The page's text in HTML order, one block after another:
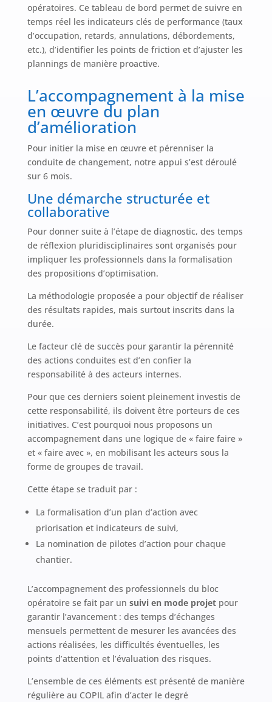
opératoires. Ce tableau de bord permet de suivre en
temps réel les indicateurs clés de performance (taux
d’occupation, retards, annulations, débordements,
etc.), d’identifier les points de friction et d’ajuster les
plannings de manière proactive.
L’accompagnement à la mise
en œuvre du plan
d’amélioration
Pour initier la mise en œuvre et pérenniser la
conduite de changement, notre appui s’est déroulé
sur 6 mois.
Une démarche structurée et
collaborative
Pour donner suite à l’étape de diagnostic, des temps
de réflexion pluridisciplinaires sont organisés pour
impliquer les professionnels dans la formalisation
des propositions d’optimisation.
La méthodologie proposée a pour objectif de réaliser
des résultats rapides, mais surtout inscrits dans la
durée.
Le facteur clé de succès pour garantir la pérennité
des actions conduites est d’en confier la
responsabilité à des acteurs internes.
Pour que ces derniers soient pleinement investis de
cette responsabilité, ils doivent être porteurs de ces
initiatives. C’est pourquoi nous proposons un
accompagnement dans une logique de « faire faire »
et « faire avec », en mobilisant les acteurs sous la
forme de groupes de travail.
Cette étape se traduit par :
La formalisation d’un plan d’action avec
priorisation et indicateurs de suivi,
La nomination de pilotes d’action pour chaque
chantier.
L’accompagnement des professionnels du bloc
opératoire se fait par un suivi en mode projetpour
garantir l’avancement : des temps d’échanges
mensuels permettent de mesurer les avancées des
actions réalisées, les difficultés éventuelles, les
points d’attention et l’évaluation des risques.
L’ensemble de ces éléments est présenté de manière
régulière au COPIL afin d’acter le degré